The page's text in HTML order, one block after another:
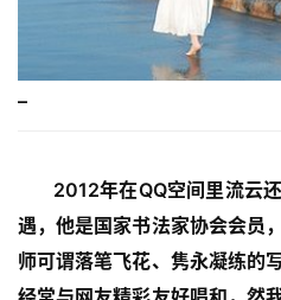
–
2012年在QQ空间里流云还
遇，他是国家书法家协会会员
师可谓落笔飞花、隽永凝练的